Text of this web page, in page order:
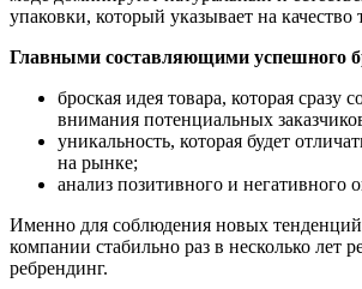
упаковки, который указывает на качество
Главными составляющими успешного
броская идея товара, которая сразу
внимания потенциальных
уникальность, которая будет
на рынке;
анализ позитивного и негативного
Именно для соблюдения новых
компании стабильно раз в несколько лет
ребрендинг.